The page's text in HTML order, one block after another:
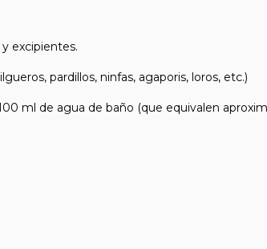
excipientes.
pardillos, ninfas, agaporis, loros, etc.)
ml de agua de baño (que equivalen